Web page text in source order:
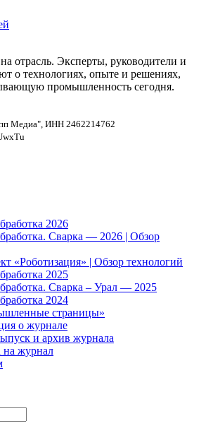
отрасль. Эксперты, руководители и
о технологиях, опыте и решениях,
промышленность сегодня.
Медиа", ИНН 2462214762
2026
Сварка — 2026 | Обзор
«Роботизация» | Обзор технологий
2025
Сварка – Урал — 2025
2024
страницы»
о журнале
и архив журнала
на журнал